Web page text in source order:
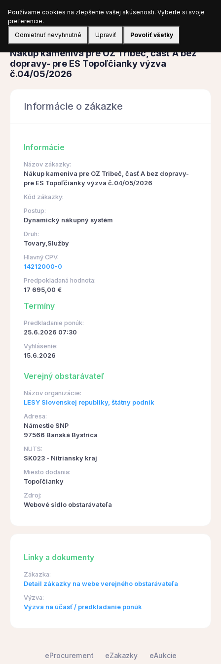
Prihlásiť sa
Obstarávanie
Nákup kameniva pre OZ Tribeč, časť A bez
dopravy- pre ES Topoľčianky výzva
č.04/05/2026
Informácie o zákazke
Informácie
Názov zákazky:
Nákup kameniva pre OZ Tribeč, časť A bez dopravy-
pre ES Topoľčianky výzva č.04/05/2026
Kód zákazky:
Postup:
Dynamický nákupný systém
Druh:
Tovary,Služby
Hlavný CPV:
14212000-0
Predpokladaná hodnota:
17 695,00 €
Termíny
Predkladanie ponúk:
25.6.2026 07:30
Vyhlásenie:
15.6.2026
Verejný obstarávateľ
Názov organizácie:
LESY Slovenskej republiky, štátny podnik
Adresa:
Námestie SNP
97566 Banská Bystrica
NUTS:
SK023 - Nitriansky kraj
Miesto dodania:
Topoľčianky
Zdroj:
Webové sídlo obstarávateľa
Linky a dokumenty
Zákazka:
Detail zákazky na webe verejného obstarávateľa
Výzva:
Výzva na účasť / predkladanie ponúk
eProcurement eZakazky eAukcie
Používame cookies na zlepšenie vašej skúsenosti. Vyberte si svoje
preferencie.
Odmietnuť nevyhnutné
Upraviť Povoliť všetky